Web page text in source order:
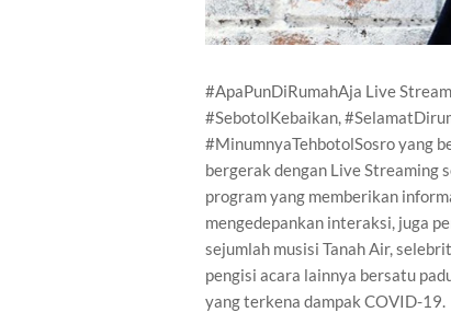
#ApaPunDiRumahAja Live
#SebotolKebaikan,
#MinumnyaTehbotolSosro yang
bergerak dengan Live Streaming
program yang memberikan
mengedepankan interaksi, juga
sejumlah musisi Tanah Air,
pengisi acara lainnya bersatu
yang terkena dampak COVID-19.